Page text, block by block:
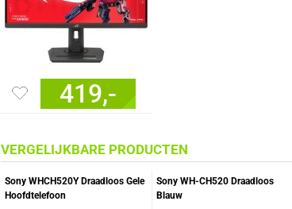
419,-
VERGELIJKBARE PRODUCTEN
Sony WHCH520Y Draadloos Gele
Hoofdtelefoon
Sony WH-CH520 Draadloos
Blauw